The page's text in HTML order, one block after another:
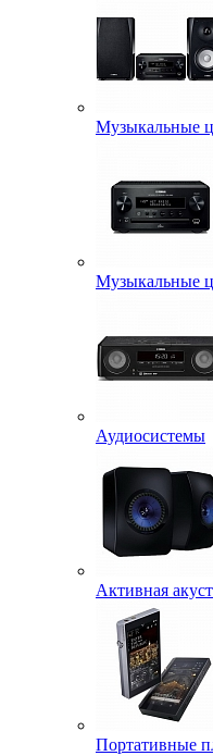
Музыкальные
Музыкальные
Аудиосистемы
Активная
Портативные